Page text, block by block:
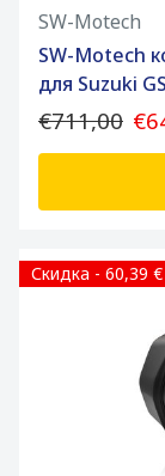
SW-Motech
SW-Motech
для Suzuki
€711,00
Скидка - 60,39 €